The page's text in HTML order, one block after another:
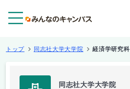
トップ 同志社大学大学院 経済学研究科
同志社大学大学院